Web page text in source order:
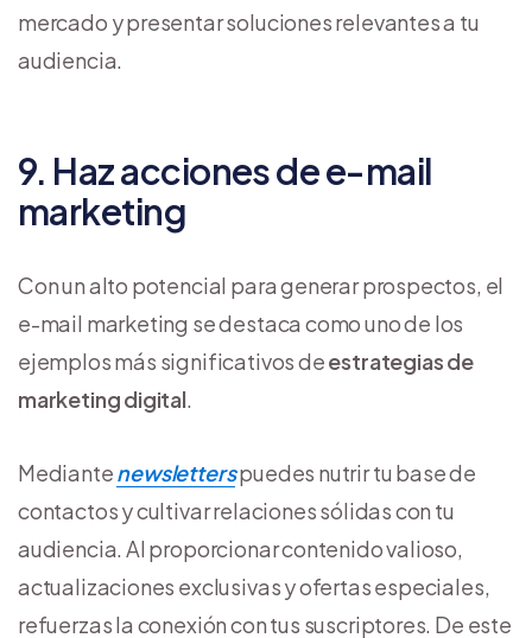
mercado y presentar soluciones relevantes a tu
audiencia.
9. Haz acciones de e-mail
marketing
Con un alto potencial para generar prospectos, el
e-mail marketing se destaca como uno de los
ejemplos más significativos deestrategias de
marketing digital.
Mediantenewsletterspuedes nutrir tu base de
contactos y cultivar relaciones sólidas con tu
audiencia. Al proporcionar contenido valioso,
actualizaciones exclusivas y ofertas especiales,
refuerzas la conexión con tus suscriptores. De este